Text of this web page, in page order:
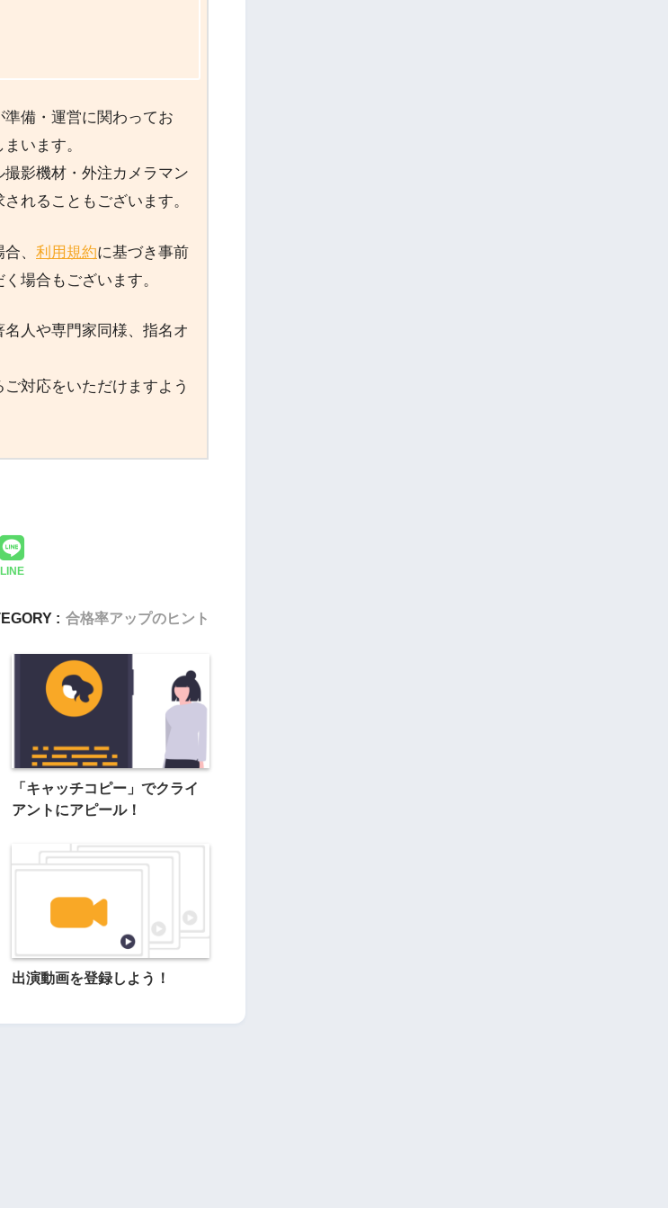
備・運営に関わってお
います。
影機材・外注カメラマン
れることもございます。
、 利用規約に基づき事前
場合もございます。
人や専門家同様、指名オ
対応をいただけますよう
LINE
: 合格率アップのヒント
「キャッチコピー」でクライ
アントにアピール！
出演動画を登録しよう！